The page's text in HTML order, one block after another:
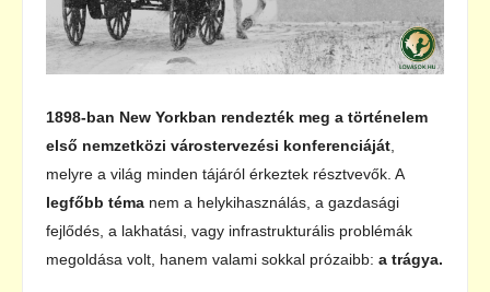
1898-ban New Yorkban rendezték meg a történelem
első nemzetközi várostervezési konferenciáját
melyre a világ minden tájáról érkeztek résztvevők. A
legfőbb téma nem a helykihasználás, a gazdasági
fejlődés, a lakhatási, vagy infrastrukturális problémák
megoldása volt, hanem valami sokkal prózaibb: a trágya.